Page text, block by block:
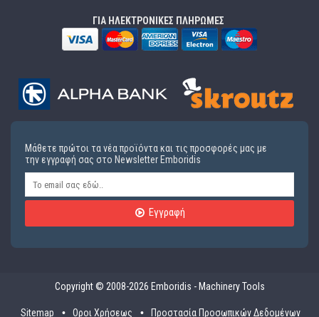
ΓΙΑ ΗΛΕΚΤΡΟΝΙΚΕΣ ΠΛΗΡΩΜΕΣ
Μάθετε πρώτοι τα νέα προϊόντα και τις προσφορές μας με
την εγγραφή σας στο Newsletter Emboridis
Εγγραφή
Copyright © 2008-2026 Emboridis - Machinery Tools
Sitemap Οροι Χρήσεως Προστασία Προσωπικών Δεδομένων